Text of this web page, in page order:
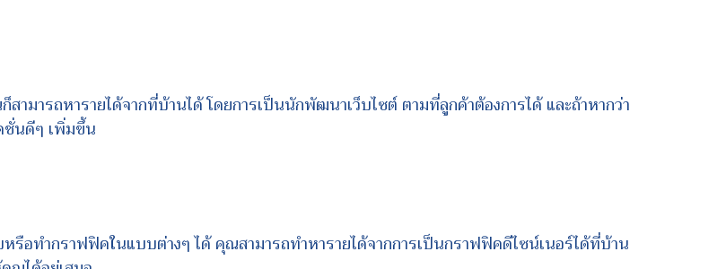
มารถหารายได้จากที่บ้านได้ โดยการเป็นนักพัฒนาเว็บไซต์ ตามที่ลูกค้าต้องการได้ และถ้าหากว่า
ชั่นดีๆ เพิ่มขึ้น
อทำกราฟฟิคในแบบต่างๆ ได้ คุณสามารถทำหารายได้จากการเป็นกราฟฟิคดีไซน์เนอร์ได้ที่บ้าน